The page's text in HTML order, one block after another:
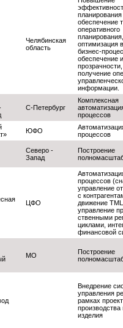
Челябинская
область
планирования
обеспечение
оперативного
планирования,
оптимизация
бизнес-
обеспечение
получение
информации.
С-Петербург
Комплексная
процессов
ЮФО
процессов
Северо -
Запад
Построение
ЦФО
процессов
управление
с
движение
управление
ственными
циклами,
финансовой
МО
Построение
Внедрение
управления
рамках
производства
изделия